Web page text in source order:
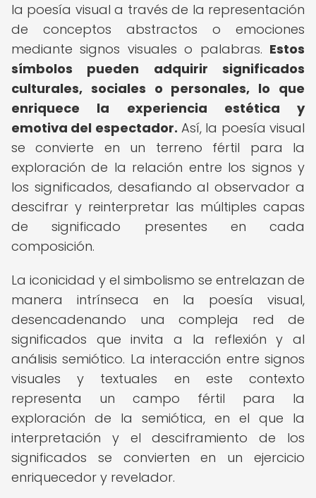
la poesía visual a través de la representación
de conceptos abstractos o emociones
mediante signos visuales o palabras. Estos
símbolos pueden adquirir significados
culturales, sociales o personales, lo que
enriquece la experiencia estética y
emotiva del espectador. Así, la poesía visual
se convierte en un terreno fértil para la
exploración de la relación entre los signos y
los significados, desafiando al observador a
descifrar y reinterpretar las múltiples capas
de significado presentes en cada
composición.
La iconicidad y el simbolismo se entrelazan de
manera intrínseca en la poesía visual,
desencadenando una compleja red de
significados que invita a la reflexión y al
análisis semiótico. La interacción entre signos
visuales y textuales en este contexto
representa un campo fértil para la
exploración de la semiótica, en el que la
interpretación y el desciframiento de los
significados se convierten en un ejercicio
enriquecedor y revelador.